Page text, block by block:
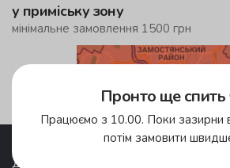
у приміську зону
мінімальне замовлення 1500 грн
Pronto
Доставка їжі
Пронто ще
Працюємо з 10.00. Поки
потім замовити